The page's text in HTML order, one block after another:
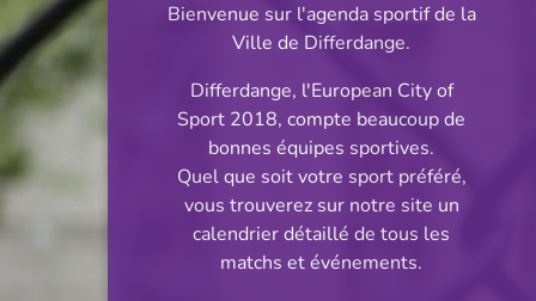
INFOS
24.02.2024
16:00
Stade Municipal (Terrain synthétique)
Partager
Minimes Cl 1
Phase 3
Bienvenue sur l'agenda sportif de la
Ville de Differdange.
Differdange, l'European City of
Sport 2018, compte beaucoup de
bonnes équipes sportives.
Quel que soit votre sport préféré,
vous trouverez sur notre site un
calendrier détaillé de tous les
matchs et événements.